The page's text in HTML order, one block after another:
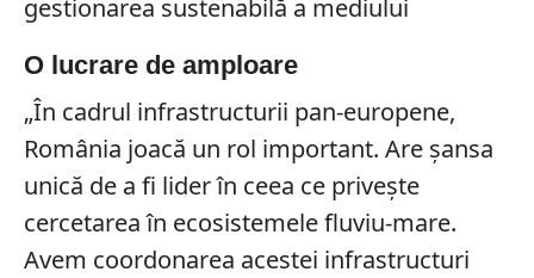
gestionarea sustenabilă a mediului
O lucrare de amploare
„În cadrul infrastructurii pan-europene,
România joacă un rol important. Are șansa
unică de a fi lider în ceea ce privește
cercetarea în ecosistemele fluviu-mare.
Avem coordonarea acestei infrastructuri